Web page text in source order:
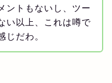
ントもないし、ツー
い以上、これは噂で
じだわ。